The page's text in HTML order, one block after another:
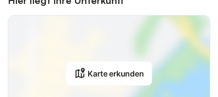
Karte erkunden